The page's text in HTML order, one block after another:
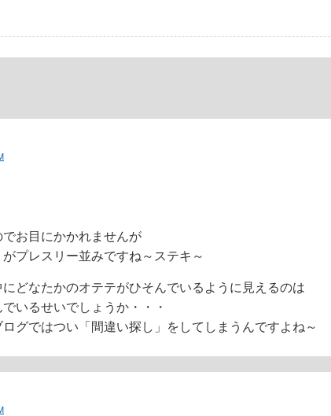
お目にかかれませんが
プレスリー並みですね～ステキ～
どなたかのオテテがひそんでいるように見えるのは
いるせいでしょうか・・・
グではつい「間違い探し」をしてしまうんですよね～